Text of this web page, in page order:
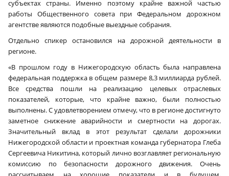
субъектах страны. Именно поэтому крайне важной частью
работы Общественного совета при Федеральном дорожном
агентстве являются подобные выездные собрания.
Отдельно спикер остановился на дорожной деятельности в
регионе.
«В прошлом году в Нижегородскую область была направлена
федеральная поддержка в общем размере 8,3 миллиарда рублей.
Все средства пошли на реализацию целевых отраслевых
показателей, которые, что крайне важно, были полностью
выполнены. С удовлетворением отмечу, что в регионе достигнуто
заметное снижение аварийности и смертности на дорогах.
Значительный вклад в этот результат сделали дорожники
Нижегородской области и проектная команда губернатора Глеба
Сергеевича Никитина, который лично возглавляет региональную
комиссию по безопасности дорожного движения. Очень